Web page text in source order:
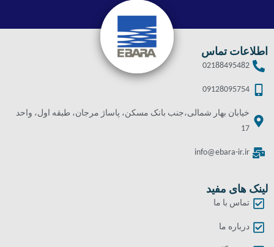
اطلاعات تماس
02188495482
09128095754
خیابان بهار شمالی،جنب بانک مسکن، پاساژ مرجان، طبقه اول، واحد
17
info@ebara-ir.ir
لینک های مفید
تماس با ما
درباره ما